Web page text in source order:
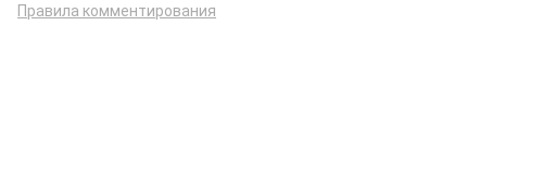
Правила комментирования